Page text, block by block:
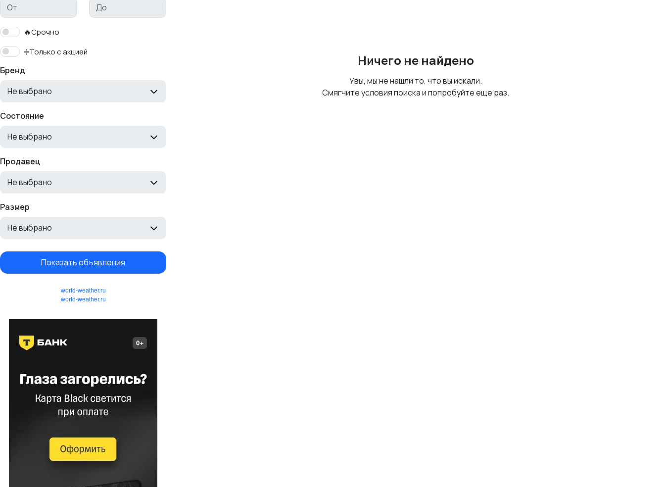
🔥Срочно
➗Только с акцией
Бренд
Не выбрано
Состояние
Не выбрано
Продавец
Не выбрано
Размер
Не выбрано
Показать объявления
world-weather.ru
world-weather.ru
Ничего не найдено
Увы, мы не нашли то, что вы искали.
Смягчите условия поиска и попробуйте еще раз.